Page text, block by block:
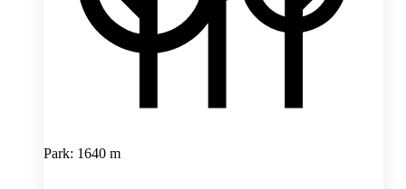
Park: 1640 m